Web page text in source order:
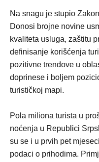
Na snagu je stupio
Donosi brojne novine
kvaliteta usluga, zaštitu
definisanje korišćenja
pozitivne trendove u
doprinese i boljem
turističkoj mapi.
Pola miliona turista u
noćenja u Republici
su se i u prvih pet
podaci o prihodima.